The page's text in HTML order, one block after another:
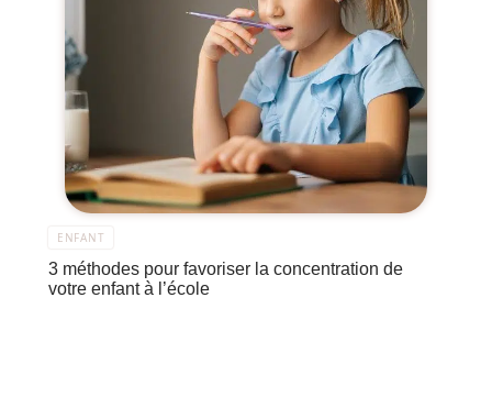
ENFANT
3 méthodes pour favoriser la concentration de
votre enfant à l’école